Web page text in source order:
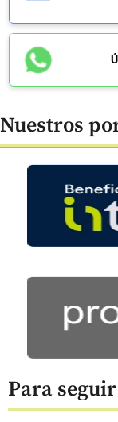
Nuestros
Para